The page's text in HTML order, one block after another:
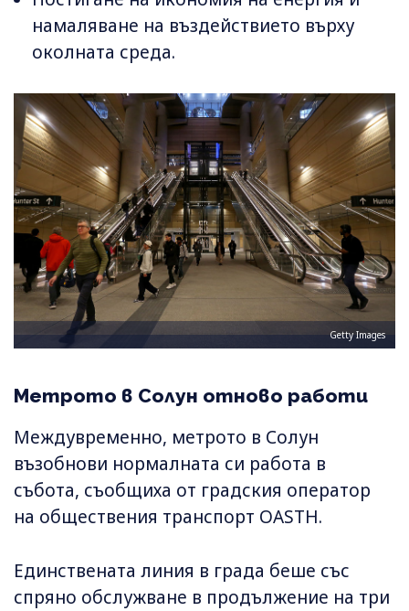
намаляване на въздействието върху
околната среда.
Getty Images
Метрото в Солун отново работи
Междувременно, метрото в Солун
възобнови нормалната си работа в
събота, съобщиха от градския оператор
на обществения транспорт OASTH.
Единствената линия в града беше със
спряно обслужване в продължение на три